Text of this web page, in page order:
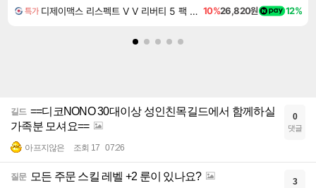
특가 디제이맥스 리스펙트 V V 리버티 5 팩 DJMAX RESPECT V V Liberty 5 Pack DLC 10%26,820원 12%
길드 ==디코NONO 30대이상 성인친목길드에서 함께하실
가족분 모셔요==
아프지않은 조회 17 07:26
0
댓글
질문 모든 주문 스킬 레벨 +2 룬이 있나요? 3